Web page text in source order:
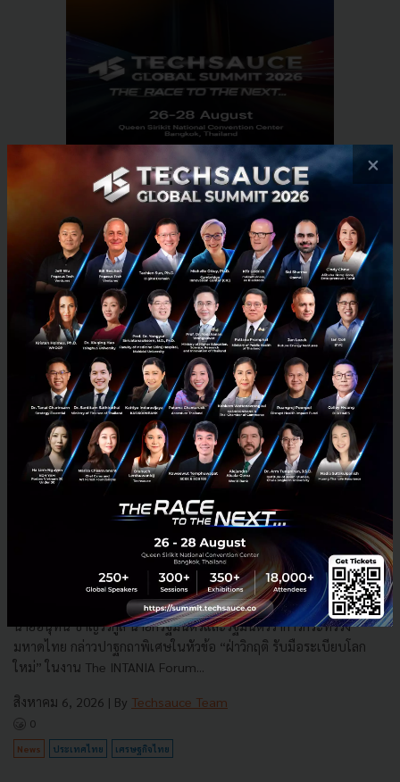
RELATED ARTICLE
3 เรื่องที่ประเทศไทยต้อง Focus สร้างคน–นวัตกรรม–ปฏิรูป
ระบบราชการ เพื่อยกระดับขีดความสามารถประเทศ
นายอนุทิน ชาญวีรกูล นายกรัฐมนตรีและรัฐมนตรีว่าการกระทรวง
มหาดไทย กล่าวปาฐกถาพิเศษในหัวข้อ “ฝ่าวิกฤติ รับมือระเบียบโลก
ใหม่” ในงาน The INTANIA Forum...
สิงหาคม 6, 2026 | By Techsauce Team
0
News ประเทศไทย เศรษฐกิจไทย
×